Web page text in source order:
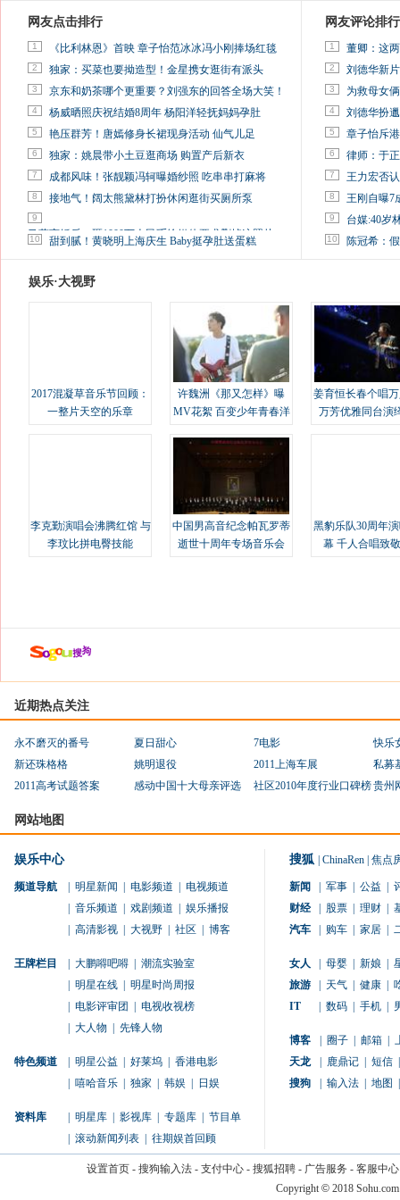
网友点击排行
1 《比利林恩》首映 章子怡范冰冰冯小刚捧场红毯
2 独家：买菜也要拗造型！金星携女逛街有派头
3 京东和奶茶哪个更重要？刘强东的回答全场大笑！
4 杨威晒照庆祝结婚8周年 杨阳洋轻抚妈妈孕肚
5 艳压群芳！唐嫣修身长裙现身活动 仙气儿足
6 独家：姚晨带小土豆逛商场 购置产后新衣
7 成都风味！张靓颖冯轲曝婚纱照 吃串串打麻将
8 接地气！阔太熊黛林打扮休闲逛街买厕所泵
9
马蓉离婚后，砸1000万人民币给媒体要求删掉这照片
10 甜到腻！黄晓明上海庆生 Baby挺孕肚送蛋糕
网友评论排行
1 董卿：这
2 刘德华新
3 为救母女
4 刘德华扮
5 章子怡斥
6 律师：于
7 王力宏否
8 王刚自曝7
9 台媒:40岁
10 陈冠希：
娱乐·大视野
2017混凝草音乐节回顾：
一整片天空的乐章
许魏洲《那又怎样》曝
MV花絮 百变少年青春洋
姜育恒长春个唱
万芳优雅同台演
李克勤演唱会沸腾红馆 与
李玟比拼电臀技能
中国男高音纪念帕瓦罗蒂
逝世十周年专场音乐会
黑豹乐队30周年
幕 千人合唱致
近期热点关注
永不磨灭的番号 夏日甜心 7电影
快乐
新还珠格格
姚明退役 2011上海车展
私募
2011高考试题答案
感动中国十大母亲评选 社区2010年度行业口碑榜贵州
网站地图
娱乐中心
频道导航 明星新闻 电影频道
电视频道
音乐频道 戏剧频道
娱乐播报
高清影视 大视野 社区 博客
王牌栏目 大鹏嘚吧嘚
潮流实验室
明星在线
明星时尚周报
电影评审团
电视收视榜
大人物 先锋人物
特色频道 明星公益 好莱坞
香港电影
嘻哈音乐 独家 韩娱 日娱
资料库 明星库 影视库 专题库
节目单
滚动新闻列表 往期娱首回顾
搜狐 ChinaRen 焦点
新闻 军事 公益
财经
股票 理财
汽车
购车 家居
女人 母婴 新娘
旅游
天气 健康
IT
数码 手机
博客 圈子 邮箱
天龙
鹿鼎记 短信
搜狗
输入法 地图
设置首页- 搜狗输入法- 支付中心- 搜狐招聘- 广告服务 - 客服中心
Copyright © 2018